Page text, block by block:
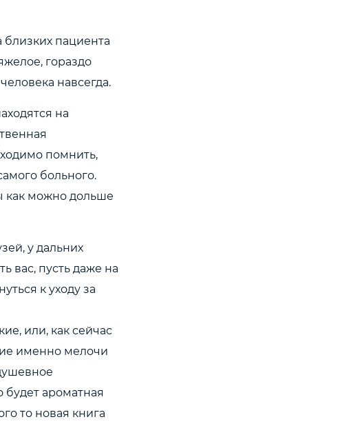
близких пациента
гораздо
навсегда.
на
помнить,
больного.
как можно дольше
у дальних
вас, пусть даже на
к уходу за
или, как сейчас
именно мелочи
будет ароматная
то новая книга